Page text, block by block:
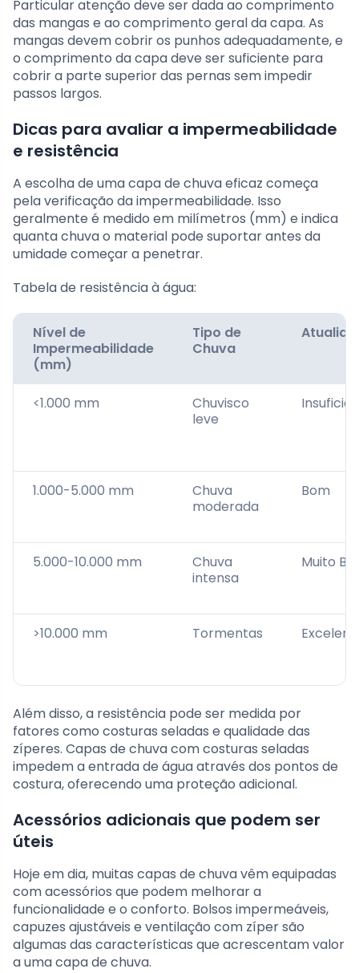
Particular atenção deve ser dada ao comprimento
das mangas e ao comprimento geral da capa. As
mangas devem cobrir os punhos adequadamente, e
o comprimento da capa deve ser suficiente para
cobrir a parte superior das pernas sem impedir
passos largos.
Dicas para avaliar a impermeabilidade
e resistência
A escolha de uma capa de chuva eficaz começa
pela verificação da impermeabilidade. Isso
geralmente é medido em milímetros (mm) e indica
quanta chuva o material pode suportar antes da
umidade começar a penetrar.
Tabela de resistência à água:
Nível de
Impermeabilidade
(mm)
Tipo de
Chuva
<1.000 mm
Chuvisco
leve
1.000-5.000 mm
Chuva
moderada
Bom
5.000-10.000 mm
Chuva
intensa
Muito
>10.000 mm Tormentas
Além disso, a resistência pode ser medida por
fatores como costuras seladas e qualidade das
zíperes. Capas de chuva com costuras seladas
impedem a entrada de água através dos pontos de
costura, oferecendo uma proteção adicional.
Acessórios adicionais que podem ser
úteis
Hoje em dia, muitas capas de chuva vêm equipadas
com acessórios que podem melhorar a
funcionalidade e o conforto. Bolsos impermeáveis,
capuzes ajustáveis e ventilação com zíper são
algumas das características que acrescentam valor
a uma capa de chuva.